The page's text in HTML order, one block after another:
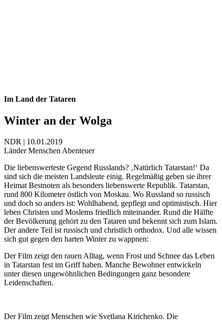
Im Land der Tataren
Winter an der Wolga
NDR | 10.01.2019
Länder Menschen Abenteuer
Die liebenswerteste Gegend Russlands? ‚Natürlich Tatarstan!‘ Da
sind sich die meisten Landsleute einig. Regelmäßig geben sie ihrer
Heimat Bestnoten als besonders liebenswerte Republik. Tatarstan,
rund 800 Kilometer östlich von Moskau. Wo Russland so russisch
und doch so anders ist: Wohlhabend, gepflegt und optimistisch. Hier
leben Christen und Moslems friedlich miteinander. Rund die Hälfte
der Bevölkerung gehört zu den Tataren und bekennt sich zum Islam.
Der andere Teil ist russisch und christlich orthodox. Und alle wissen
sich gut gegen den harten Winter zu wappnen:
Der Film zeigt den rauen Alltag, wenn Frost und Schnee das Leben
in Tatarstan fest im Griff haben. Manche Bewohner entwickeln
unter diesen ungewöhnlichen Bedingungen ganz besondere
Leidenschaften.
Der Film zeigt Menschen wie Svetlana Kirichenko. Die